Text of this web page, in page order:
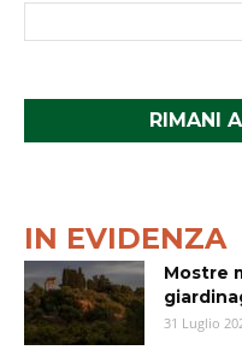
RIMANI
IN EVIDENZA
Mostre
31 Luglio